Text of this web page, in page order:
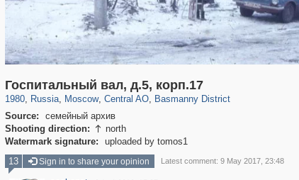
Госпитальный вал, д.5, корп.17
1980, Russia
1,406,195 29,243
, Moscow
319,779 8,286
, Central AO
159,978 5,916
, Basmanny District
13,198 520
Source:
семейный архив
Shooting direction:  north
Watermark signature:
uploaded by tomos1
13 Sign in to share your opinion Latest comment: 9 May 2017, 23:48